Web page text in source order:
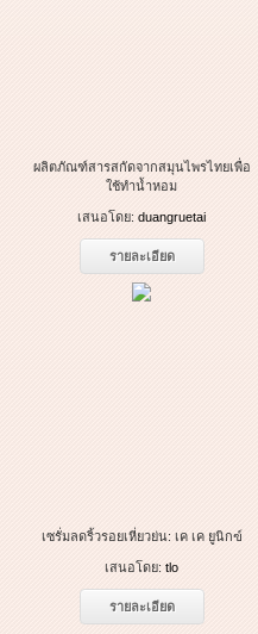
ผลิตภัณฑ์สารสกัดจากสมุนไพรไทยเพื่อ
ใช้ทำน้ำหอม
เสนอโดย: duangruetai
รายละเอียด
เซรั่มลดริ้วรอยเหี่ยวย่น: เค เค ยูนิกฃ์
เสนอโดย: tlo
รายละเอียด